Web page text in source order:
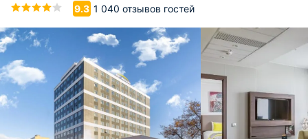
9.3 1 040 отзывов гостей